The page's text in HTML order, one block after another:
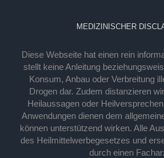
MEDIZINISCHER
Diese Webseite hat einen rein
stellt keine Anleitung
Konsum, Anbau oder Verbreitung
Drogen dar. Zudem distanzieren
Heilaussagen oder
Anwendungen dienen dem
können unterstützend wirken. Alle
des Heilmittelwerbegesetzes und
durch einen